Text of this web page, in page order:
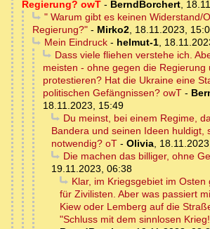
Regierung? owT - BerndBorchert,
" Warum gibt es keinen Widerstand/
Regierung?" - Mirko2, 18.11.2023,
Mein Eindruck- helmut-1,
Dass viele fliehen verstehe ich.
meisten - ohne gegen die Regierung
protestieren? Hat die Ukraine eine
politischen Gefängnissen? owT -
18.11.2023, 15:49
Du meinst, bei einem Regime,
Bandera und seinen Ideen huldigt,
notwendig? oT - Olivia,
Die machen das billiger, ohne
19.11.2023, 06:38
Klar, im Kriegsgebiet im Osten
für Zivilisten. Aber was passiert
Kiew oder Lemberg auf die
"Schluss mit dem sinnlosen